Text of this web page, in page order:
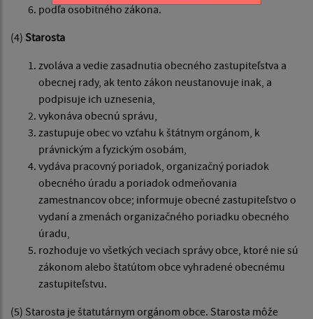
podľa osobitného zákona.
(4) Starosta
zvoláva a vedie zasadnutia obecného zastupiteľstva a
obecnej rady, ak tento zákon neustanovuje inak, a
podpisuje ich uznesenia,
vykonáva obecnú správu,
zastupuje obec vo vzťahu k štátnym orgánom, k
právnickým a fyzickým osobám,
vydáva pracovný poriadok, organizačný poriadok
obecného úradu a poriadok odmeňovania
zamestnancov obce; informuje obecné zastupiteľstvo o
vydaní a zmenách organizačného poriadku obecného
úradu,
rozhoduje vo všetkých veciach správy obce, ktoré nie sú
zákonom alebo štatútom obce vyhradené obecnému
zastupiteľstvu.
(5) Starosta je štatutárnym orgánom obce. Starosta môže